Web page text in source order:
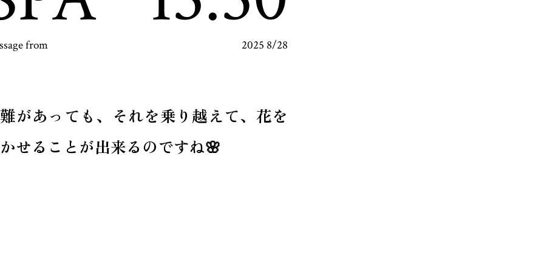
from 2025 8/28
があっても、それを乗り越えて、花を
せることが出来るのですね🌸